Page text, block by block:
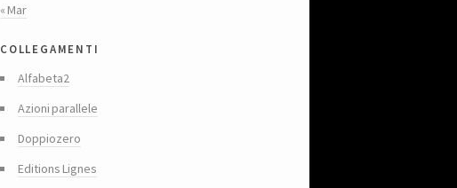
« Mar
collegamenti
Alfabeta2
Azioni parallele
Doppiozero
Editions Lignes